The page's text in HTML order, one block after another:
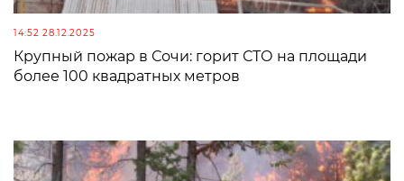
14:52 28.12.2025
Крупный пожар в Сочи: горит СТО на площади
более 100 квадратных метров